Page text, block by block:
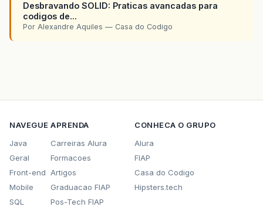
Desbravando SOLID: Praticas avancadas para
codigos de...
Por Alexandre Aquiles — Casa do Codigo
NAVEGUE
Java
Geral
Front-end
Mobile
SQL
APRENDA
Carreiras Alura
Formacoes
Artigos
Graduacao FIAP
Pos-Tech FIAP
CONHECA O GRUPO
Alura
FIAP
Casa do Codigo
Hipsters.tech